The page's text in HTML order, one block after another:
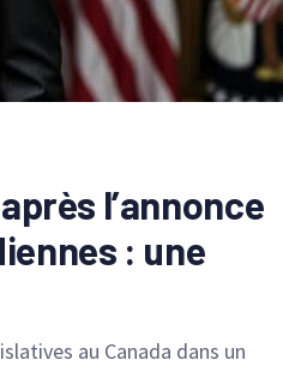
l’annonce
: une
au Canada dans un